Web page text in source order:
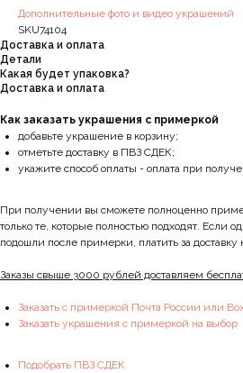
Дополнительные фото и видео украшений
SKU74104
Доставка и оплата
Детали
Какая будет упаковка?
Доставка и оплата
Как заказать украшения с примеркой
добавьте украшение в корзину;
отметьте доставку в ПВЗ СДЕК;
укажите способ оплаты - оплата при
При получении вы сможете полноценно
только те, которые полностью подходят. Если
подошли после примерки, платить за доставку
Заказы свыше 3000 рублей доставляем
Заказать с примеркой Почта России или
Заказать украшения с примеркой на выбор
Подобрать ПВЗ СДЕК